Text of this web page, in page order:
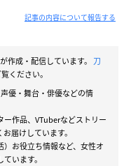
記事の内容について報告する
作成・配信しています。 刀
ください。
優・舞台・俳優などの情
作品、VTuberなどストリー
届けしています。
お役立ち情報など、女性オ
います。